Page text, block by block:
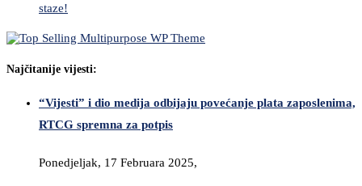
staze!
Najčitanije vijesti:
“Vijesti” i dio medija odbijaju povećanje plata zaposlenima,
RTCG spremna za potpis
Ponedjeljak, 17 Februara 2025,